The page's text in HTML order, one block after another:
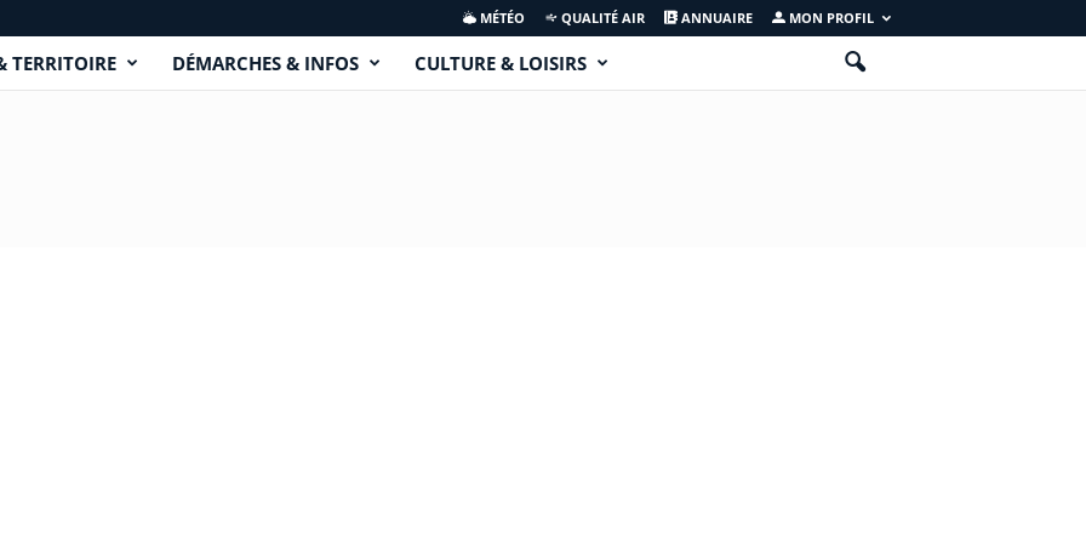
MÉTÉO QUALITÉ AIR ANNUAIRE MON PROFIL
TERRITOIRE DÉMARCHES & INFOS CULTURE & LOISIRS